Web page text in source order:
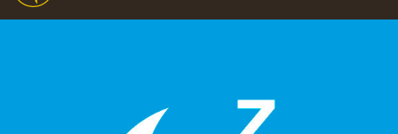
Main